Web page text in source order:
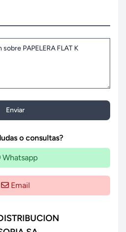
Enviar
o consultas?
Whatsapp
Email